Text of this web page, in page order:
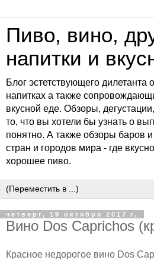
Пиво, вино,
напитки и
Блог эстетствующего дилетанта
напитках а также
вкусной еде. Обзоры,
то, что вы хотели бы узнать о
понятно. А также обзоры баров
стран и городов мира - где
хорошее пиво.
четверг, 19 октября 2017 г.
Вино Dos Caprichos
Красное недорогое вино Dos